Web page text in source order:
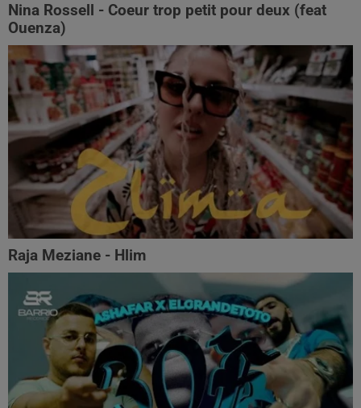
Nina Rossell - Coeur trop petit pour deux (feat
Ouenza)
Raja Meziane - Hlim